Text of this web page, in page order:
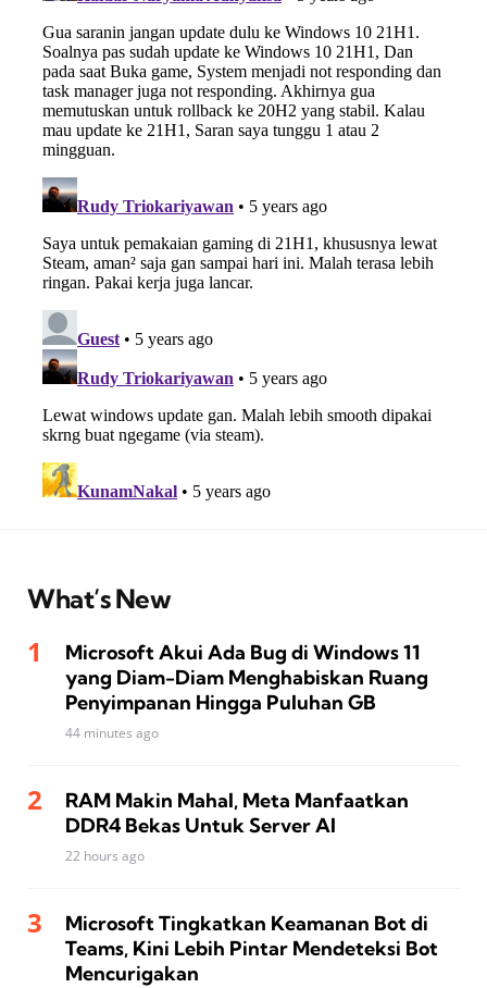
What’s New
Microsoft Akui Ada Bug di Windows 11
yang Diam-Diam Menghabiskan Ruang
Penyimpanan Hingga Puluhan GB
44 minutes ago
RAM Makin Mahal, Meta Manfaatkan
DDR4 Bekas Untuk Server AI
22 hours ago
Microsoft Tingkatkan Keamanan Bot di
Teams, Kini Lebih Pintar Mendeteksi Bot
Mencurigakan